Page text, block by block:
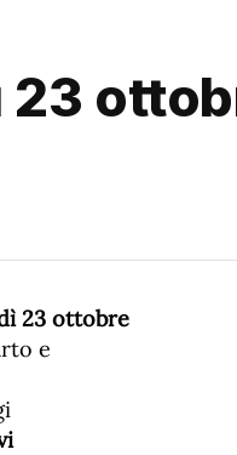
23
23 ottobre
e